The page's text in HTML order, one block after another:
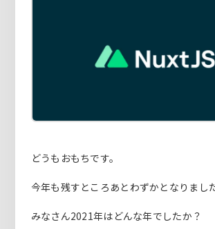
どうもおもちです。
今年も残すところあとわずかとなりました
みなさん2021年はどんな年でしたか？